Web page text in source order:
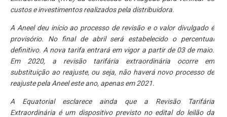
custos e investimentos realizados pela distribuidora.
A Aneel deu início ao processo de revisão e o valor divulgado é
provisório. No final de abril será estabelecido o percentual
definitivo. A nova tarifa entrará em vigor a partir de 03 de maio.
Em 2020, a revisão tarifária extraordinária ocorre em
substituição ao reajuste, ou seja, não haverá novo processo de
reajuste pela Aneel este ano, apenas em 2021.
A Equatorial esclarece ainda que a Revisão Tarifária
Extraordinária é um dispositivo previsto no edital do leilão da